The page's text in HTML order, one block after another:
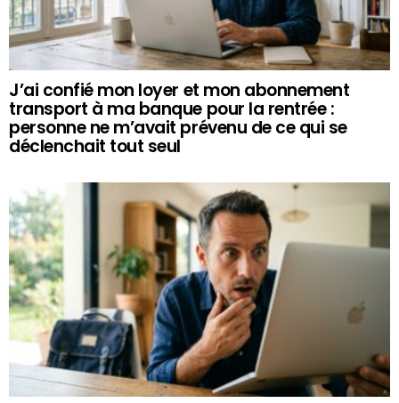
J’ai confié mon loyer et mon abonnement
transport à ma banque pour la rentrée :
personne ne m’avait prévenu de ce qui se
déclenchait tout seul